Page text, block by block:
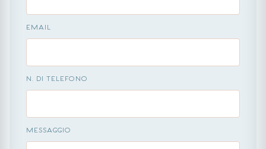
EMAIL
N. DI TELEFONO
MESSAGGIO